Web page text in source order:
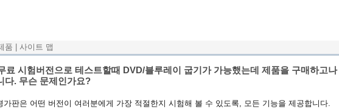
품 사이트 맵
료 시험버전으로 테스트할때 DVD/블루레이 굽기가 가능했는데 제품을 구매하고나
다. 무슨 문제인가요?
가판은 어떤 버전이 여러분에게 가장 적절한지 시험해 볼 수 있도록, 모든 기능을 제공합니다.